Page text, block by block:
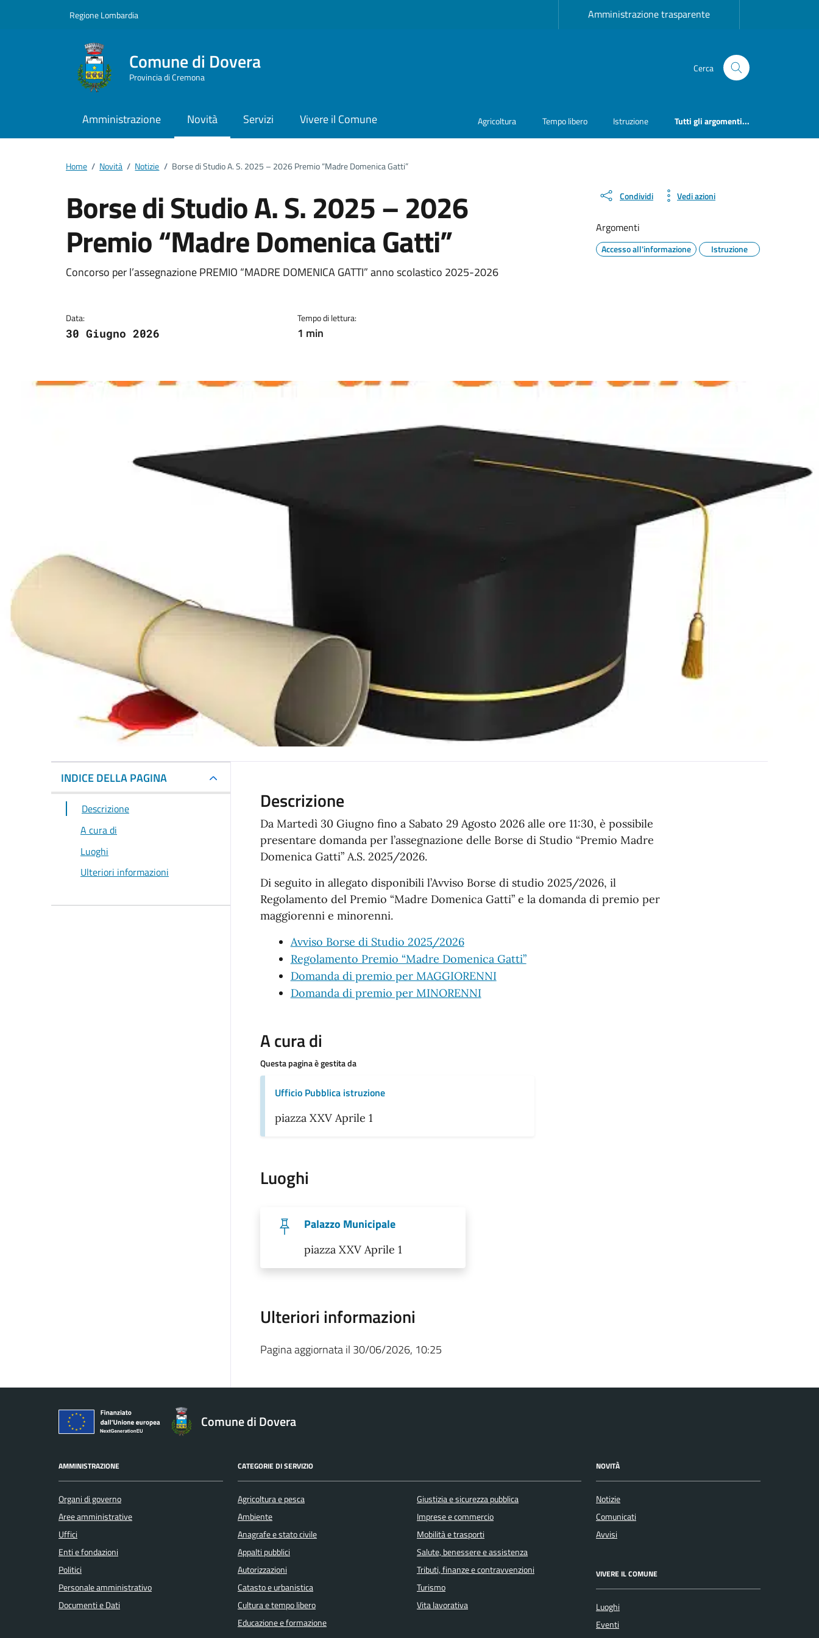
Regione Lombardia Amministrazione trasparente
Comune di Dovera
Provincia di Cremona
Cerca
Amministrazione Novità Servizi Vivere il Comune Agricoltura Tempo libero Istruzione Tutti gli argomenti...
Home / Novità / Notizie / Borse di Studio A. S. 2025 – 2026 Premio “Madre Domenica Gatti”
Borse di Studio A. S. 2025 – 2026
Premio “Madre Domenica Gatti”
Dettagli della notizia
Concorso per l’assegnazione PREMIO “MADRE DOMENICA GATTI” anno scolastico 2025-2026
Data:
30 Giugno 2026
Tempo di lettura:
1 min
Condividi Vedi azioni
Argomenti
Accesso all'informazione Istruzione
INDICE DELLA PAGINA
Descrizione
A cura di
Luoghi
Ulteriori informazioni
Descrizione
Da Martedì 30 Giugno fino a Sabato 29 Agosto 2026 alle ore 11:30, è possibile
presentare domanda per l’assegnazione delle Borse di Studio “Premio Madre
Domenica Gatti” A.S. 2025/2026.
Di seguito in allegato disponibili l’Avviso Borse di studio 2025/2026, il
Regolamento del Premio “Madre Domenica Gatti” e la domanda di premio per
maggiorenni e minorenni.
Avviso Borse di Studio 2025/2026
Regolamento Premio “Madre Domenica Gatti”
Domanda di premio per MAGGIORENNI
Domanda di premio per MINORENNI
A cura di
Questa pagina è gestita da
Ufficio Pubblica istruzione
piazza XXV Aprile 1
Luoghi
Palazzo Municipale
piazza XXV Aprile 1
Ulteriori informazioni
Pagina aggiornata il 30/06/2026, 10:25
Comune di Dovera
AMMINISTRAZIONE
Organi di governo
Aree amministrative
Uffici
Enti e fondazioni
Politici
Personale amministrativo
Documenti e Dati
CATEGORIE DI SERVIZIO
Agricoltura e pesca
Ambiente
Anagrafe e stato civile
Appalti pubblici
Autorizzazioni
Catasto e urbanistica
Cultura e tempo libero
Educazione e formazione
Giustizia e sicurezza pubblica
Imprese e commercio
Mobilità e trasporti
Salute, benessere e assistenza
Tributi, finanze e contravvenzioni
Turismo
Vita lavorativa
NOVITÀ
Notizie
Comunicati
Avvisi
VIVERE IL COMUNE
Luoghi
Eventi